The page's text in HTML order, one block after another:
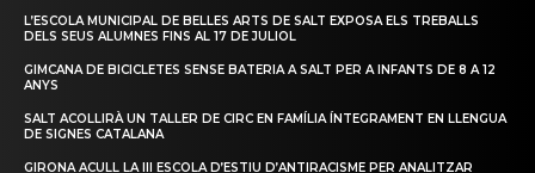
L’ESCOLA MUNICIPAL DE BELLES ARTS DE SALT EXPOSA ELS TREBALLS
DELS SEUS ALUMNES FINS AL 17 DE JULIOL
GIMCANA DE BICICLETES SENSE BATERIA A SALT PER A INFANTS DE 8 A 12
ANYS
SALT ACOLLIRÀ UN TALLER DE CIRC EN FAMÍLIA ÍNTEGRAMENT EN LLENGUA
DE SIGNES CATALANA
GIRONA ACULL LA III ESCOLA D’ESTIU D’ANTIRACISME PER ANALITZAR